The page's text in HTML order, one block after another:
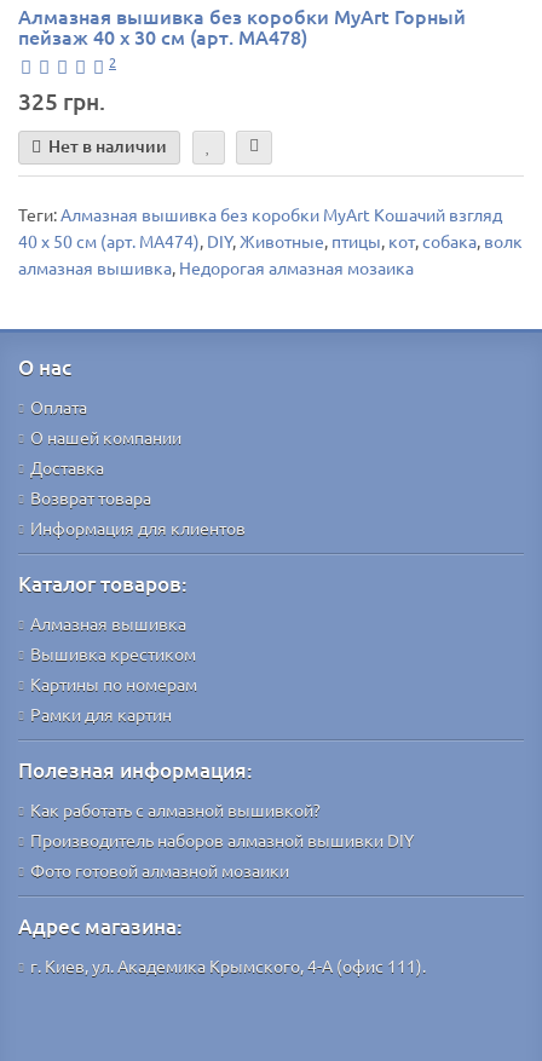
Алмазная вышивка без коробки MyArt Горный
пейзаж 40 х 30 см (арт. MA478)
2
325 грн.
Нет в наличии
Теги:Алмазная вышивка без коробки MyArt Кошачий взгляд
40 х 50 см (арт. MA474), DIY, Животные, птицы, кот,собака, волк
алмазная вышивка, Недорогая алмазная мозаика
О нас
Оплата
О нашей компании
Доставка
Возврат товара
Информация для клиентов
Каталог товаров:
Алмазная вышивка
Вышивка крестиком
Картины по номерам
Рамки для картин
Полезная информация:
Как работать с алмазной вышивкой?
Производитель наборов алмазной вышивки DIY
Фото готовой алмазной мозаики
Адрес магазина:
г. Киев, ул. Академика Крымского, 4-А (офис 111).